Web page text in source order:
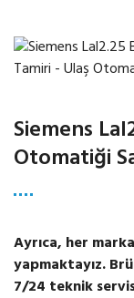
Siemens
Otomatiği
Ayrıca, her
yapmaktayız.
7/24 teknik